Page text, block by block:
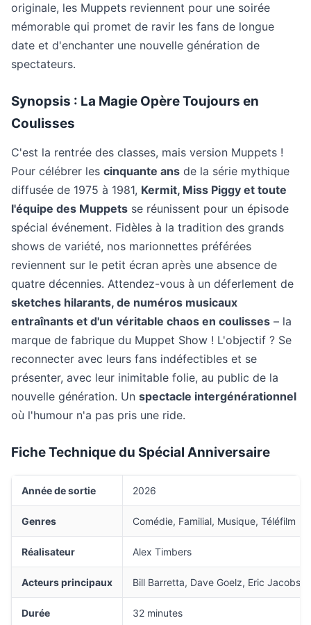
originale, les Muppets reviennent pour une soirée
mémorable qui promet de ravir les fans de longue
date et d'enchanter une nouvelle génération de
spectateurs.
Synopsis : La Magie Opère Toujours en
Coulisses
C'est la rentrée des classes, mais version Muppets !
Pour célébrer les cinquante ans de la série mythique
diffusée de 1975 à 1981, Kermit, Miss Piggy et toute
l'équipe des Muppets se réunissent pour un épisode
spécial événement. Fidèles à la tradition des grands
shows de variété, nos marionnettes préférées
reviennent sur le petit écran après une absence de
quatre décennies. Attendez-vous à un déferlement de
sketches hilarants, de numéros musicaux
entraînants et d'un véritable chaos en coulisses – la
marque de fabrique du Muppet Show ! L'objectif ? Se
reconnecter avec leurs fans indéfectibles et se
présenter, avec leur inimitable folie, au public de la
nouvelle génération. Un spectacle intergénérationnel
où l'humour n'a pas pris une ride.
Fiche Technique du Spécial Anniversaire
Année de sortie 2026
Genres Comédie, Familial, Musique, Téléfilm
Réalisateur Alex Timbers
Acteurs principaux Bill Barretta, Dave Goelz, Eric
Durée 32 minutes